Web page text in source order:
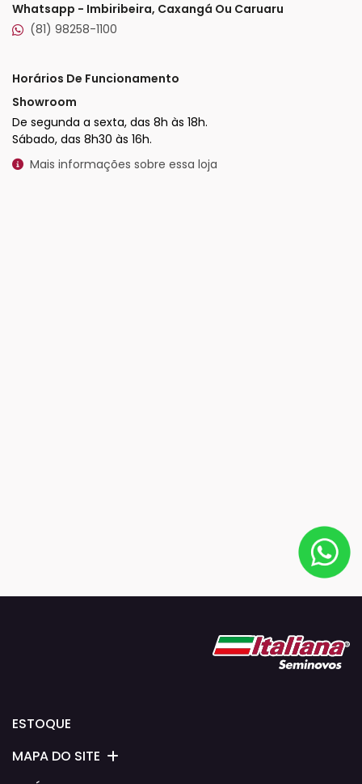
Whatsapp - Imbiribeira, Caxangá Ou Caruaru
(81) 98258-1100
Horários De Funcionamento
Showroom
De segunda a sexta, das 8h às 18h.
Sábado, das 8h30 às 16h.
Mais informações sobre essa loja
ESTOQUE
MAPA DO SITE